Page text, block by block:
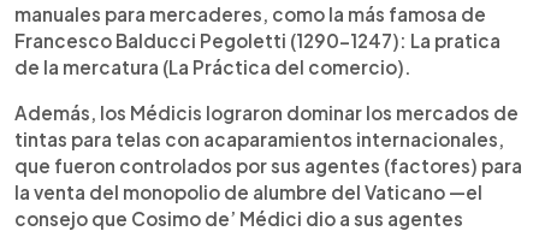
manuales para mercaderes, como la más famosa de
Francesco Balducci Pegoletti (1290-1247): La pratica
de la mercatura (La Práctica del comercio).
Además, los Médicis lograron dominar los mercados de
tintas para telas con acaparamientos internacionales,
que fueron controlados por sus agentes (factores) para
la venta del monopolio de alumbre del Vaticano —el
consejo que Cosimo de’ Médici dio a sus agentes